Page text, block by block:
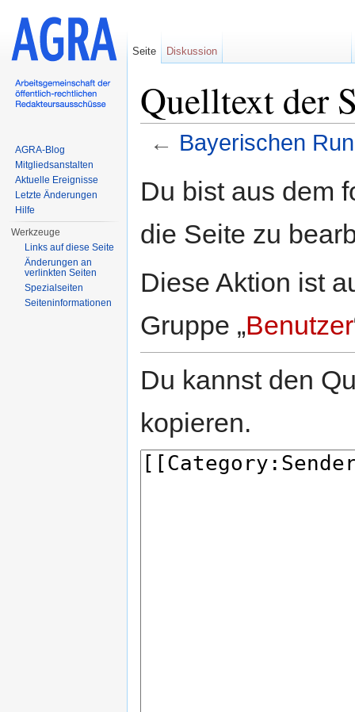
Quelltext der
← Bayerischen
Du bist aus dem
die Seite zu
Diese Aktion ist
Gruppe „Benutzer
Du kannst den
kopieren.
Seite Diskussion
AGRA-Blog
Mitgliedsanstalten
Aktuelle Ereignisse
Letzte Änderungen
Hilfe
Werkzeuge
Links auf diese Seite
Änderungen an
verlinkten Seiten
Spezialseiten
Seiten­informationen